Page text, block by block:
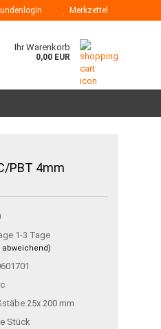
Merkzettel
Ihr Warenkorb
0,00 EUR
PBT 4mm
1-3 Tage
abweichend)
25x 200 mm
Stück